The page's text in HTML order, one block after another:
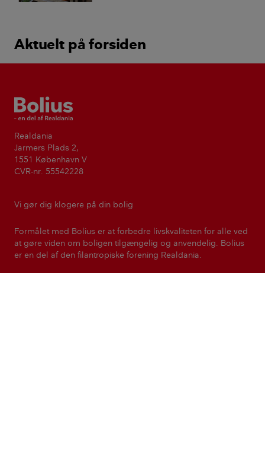
Aktuelt på forsiden
Bolius
Realdania
Jarmers Plads 2,
1551 København V
CVR-nr. 55542228
Vi gør dig klogere på din bolig
Formålet med Bolius er at forbedre livskvaliteten for alle ved
at gøre viden om boligen tilgængelig og anvendelig. Bolius
er en del af den filantropiske forening Realdania.